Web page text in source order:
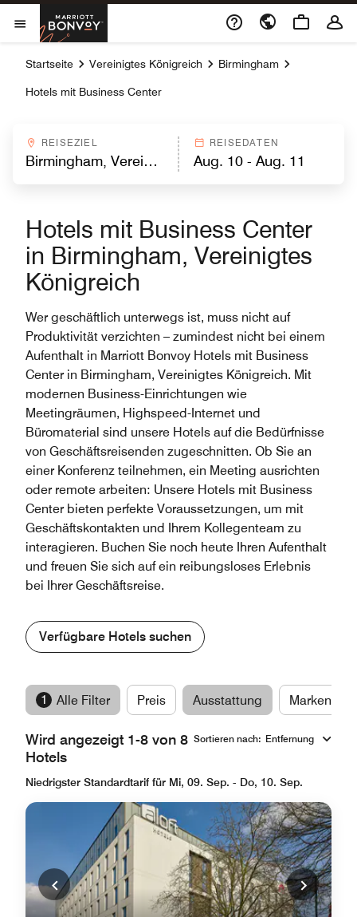
Skip to Content
Menu öffnen
Marriott Bonvoy
Startseite Vereinigtes Königreich Birmingham
Hotels mit Business Center
REISEZIEL REISEDATEN
Hotels mit Business Center
in Birmingham, Vereinigtes
Königreich
Wer geschäftlich unterwegs ist, muss nicht auf
Produktivität verzichten – zumindest nicht bei einem
Aufenthalt in Marriott Bonvoy Hotels mit Business
Center in Birmingham, Vereinigtes Königreich. Mit
modernen Business-Einrichtungen wie
Meetingräumen, Highspeed-Internet und
Büromaterial sind unsere Hotels auf die Bedürfnisse
von Geschäftsreisenden zugeschnitten. Ob Sie an
einer Konferenz teilnehmen, ein Meeting ausrichten
oder remote arbeiten: Unsere Hotels mit Business
Center bieten perfekte Voraussetzungen, um mit
Geschäftskontakten und Ihrem Kollegenteam zu
interagieren. Buchen Sie noch heute Ihren Aufenthalt
und freuen Sie sich auf ein reibungsloses Erlebnis
bei Ihrer Geschäftsreise.
Verfügbare Hotels suchen
1 Alle Filter Preis Ausstattung Marken
Wird angezeigt 1-8 von 8
Hotels
Sortieren nach: Entfernung
Niedrigster Standardtarif für Mi, 09. Sep. - Do, 10. Sep.